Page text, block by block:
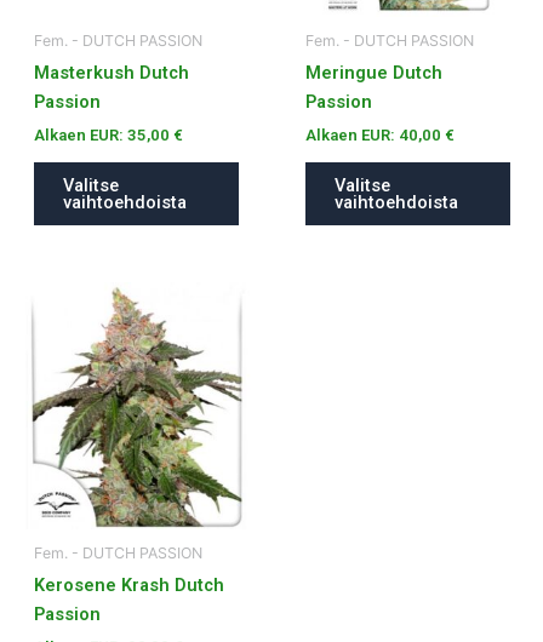
Fem. - DUTCH PASSION
Masterkush Dutch
Passion
Alkaen EUR: 35,00 €
Valitse
vaihtoehdoista
sivulla.
Fem. - DUTCH PASSION
Meringue Dutch
Passion
Alkaen EUR: 40,00 €
Valitse
vaihtoehdoista
tuotteen
sivulla.
Fem. - DUTCH PASSION
Kerosene Krash Dutch
Passion
tuotteella
useampi
muunnelma.
Voit
tehdä
valinnat
tuotteen
sivulla.